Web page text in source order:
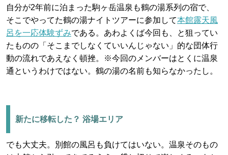
自分が2年前に泊まった駒ヶ岳温泉も鶴の湯系列の宿で、
そこでやってた鶴の湯ナイトツアーに参加して本館露天風
呂を一応体験ずみである。あわよくば今回も、と狙ってい
たものの「そこまでしなくていいんじゃない」的な団体行
動の流れであえなく頓挫。※今回のメンバーはとくに温泉
通というわけではない。鶴の湯の名前も知らなかったし。
新たに移転した？ 浴場エリア
でも大丈夫。別館の風呂も負けてはいない。温泉そのもの